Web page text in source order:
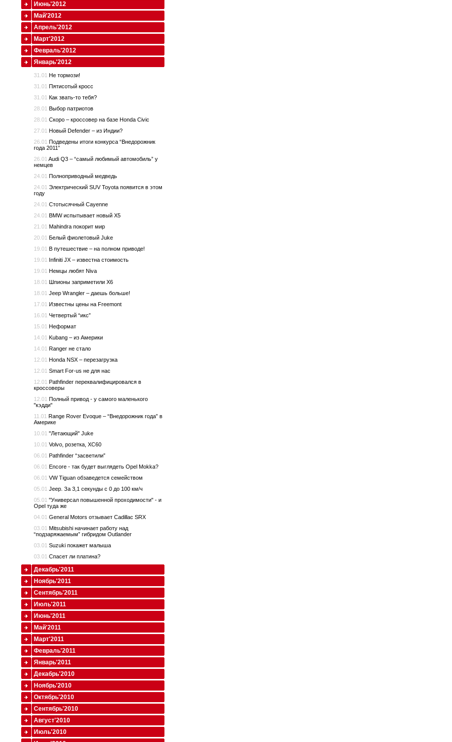
Июнь'2012
Май'2012
Апрель'2012
Март'2012
Февраль'2012
Январь'2012
31.01 Не тормози!
31.01 Пятисотый кросс
31.01 Как звать-то тебя?
28.01 Выбор патриотов
28.01 Скоро – кроссовер на базе Honda Civic
27.01 Новый Defender – из Индии?
26.01 Подведены итоги конкурса “Внедорожник
года 2011”
26.01 Audi Q3 – “самый любимый автомобиль” у
немцев
24.01 Полноприводный медведь
24.01 Электрический SUV Toyota появится в этом
году
24.01 Стотысячный Cayenne
24.01 BMW испытывает новый X5
21.01 Mahindra покорит мир
20.01 Белый фиолетовый Juke
19.01 В путешествие – на полном приводе!
19.01 Infiniti JX – известна стоимость
19.01 Немцы любят Niva
18.01 Шпионы заприметили Х6
18.01 Jeep Wrangler – даешь больше!
17.01 Известны цены на Freemont
16.01 Четвертый “икс”
15.01 Неформат
14.01 Kubang – из Америки
14.01 Ranger не стало
12.01 Honda NSX – перезагрузка
12.01 Smart For-us не для нас
12.01 Pathfinder переквалифицировался в
кроссоверы
12.01 Полный привод - у самого маленького
"кэдди"
11.01 Range Rover Evoque – “Внедорожник года” в
Америке
10.01 "Летающий" Juke
10.01 Volvo, розетка, XC60
06.01 Pathfinder “засветили”
06.01 Encore - так будет выглядеть Opel Mokka?
06.01 VW Tiguan обзаведется семейством
05.01 Jeep. За 3,1 секунды с 0 до 100 км/ч
05.01 "Универсал повышенной проходимости" - и
Opel туда же
04.01 General Motors отзывает Cadillac SRX
03.01 Mitsubishi начинает работу над
“подзаряжаемым” гибридом Outlander
03.01 Suzuki покажет малыша
03.01 Cпасет ли платина?
Декабрь'2011
Ноябрь'2011
Сентябрь'2011
Июль'2011
Июнь'2011
Май'2011
Март'2011
Февраль'2011
Январь'2011
Декабрь'2010
Ноябрь'2010
Октябрь'2010
Сентябрь'2010
Август'2010
Июль'2010